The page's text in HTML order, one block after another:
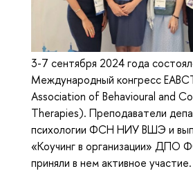
3-7 сентября 2024 года
Международный конгресс
Association of Behavioural and
Therapies). Преподаватели
психологии ФСН НИУ ВШЭ и
«Коучинг в организации»
приняли в нем активное участие.